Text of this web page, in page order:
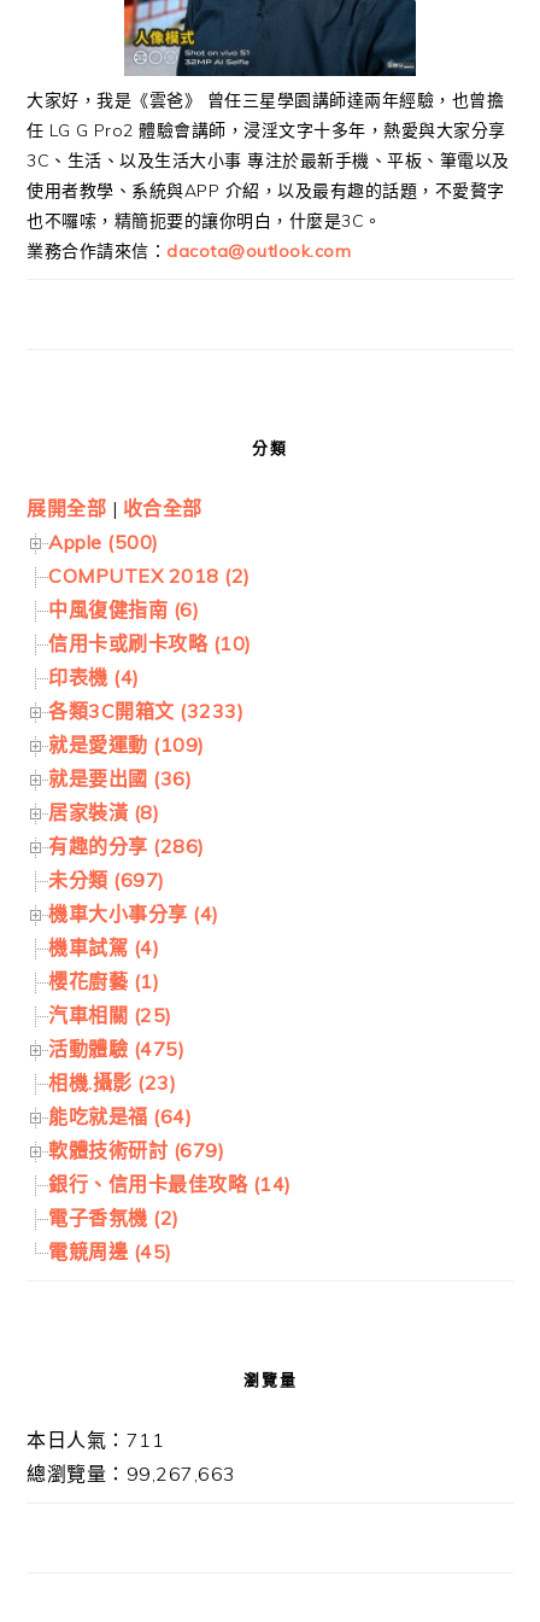
大家好，我是《雲爸》 曾任三星學園講師達兩年經驗，也曾擔
任 LG G Pro2 體驗會講師，浸淫文字十多年，熱愛與大家分享
3C、生活、以及生活大小事 專注於最新手機、平板、筆電以及
使用者教學、系統與APP 介紹，以及最有趣的話題，不愛贅字
也不囉嗦，精簡扼要的讓你明白，什麼是3C。
業務合作請來信： dacota@outlook.com
分類
展開全部 | 收合全部
Apple (500)
COMPUTEX 2018 (2)
中風復健指南 (6)
信用卡或刷卡攻略 (10)
印表機 (4)
各類3C開箱文 (3233)
就是愛運動 (109)
就是要出國 (36)
居家裝潢 (8)
有趣的分享 (286)
未分類 (697)
機車大小事分享 (4)
機車試駕 (4)
櫻花廚藝 (1)
汽車相關 (25)
活動體驗 (475)
相機.攝影 (23)
能吃就是福 (64)
軟體技術研討 (679)
銀行、信用卡最佳攻略 (14)
電子香氛機 (2)
電競周邊 (45)
瀏覽量
本日人氣：711
總瀏覽量：99,267,663